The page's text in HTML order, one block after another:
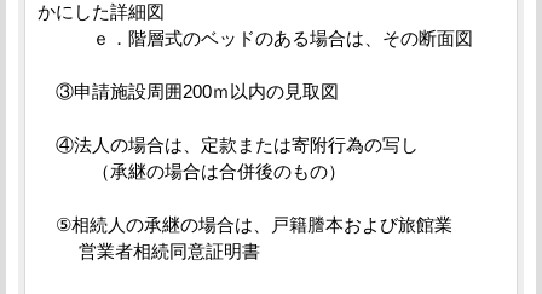
かにした詳細図
ｅ．階層式のベッドのある場合は、その断面図
③申請施設周囲200ｍ以内の見取図
④法人の場合は、定款または寄附行為の写し
（承継の場合は合併後のもの）
⑤相続人の承継の場合は、戸籍謄本および旅館業
営業者相続同意証明書